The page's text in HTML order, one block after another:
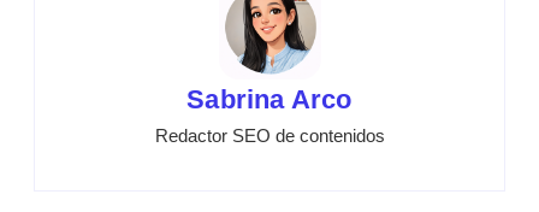
Sabrina Arco
Redactor SEO de contenidos